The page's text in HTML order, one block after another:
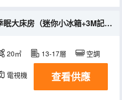
季眠大床房（迷你小冰箱+3M記憶枕）
20㎡ 13-17層 空調
電視機 冰箱
查看供應